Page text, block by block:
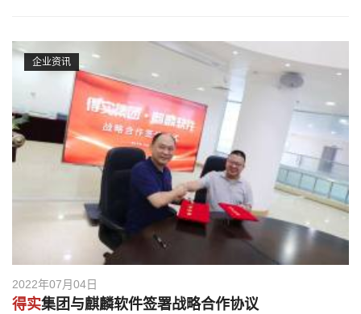
企业资讯
2022年07月04日
得实集团与麒麟软件签署战略合作协议